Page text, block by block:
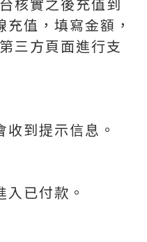
值，填寫金額，
三方頁面進行支
到提示信息。
已付款。